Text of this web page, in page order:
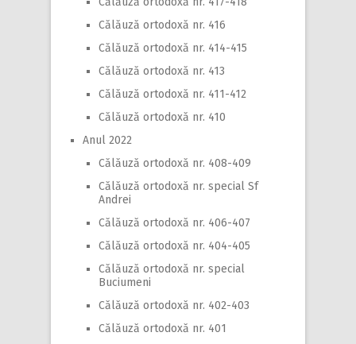
Călăuză ortodoxă nr. 416
Călăuză ortodoxă nr. 414-415
Călăuză ortodoxă nr. 413
Călăuză ortodoxă nr. 411-412
Călăuză ortodoxă nr. 410
Anul 2022
Călăuză ortodoxă nr. 408-409
Călăuză ortodoxă nr. special Sf
Andrei
Călăuză ortodoxă nr. 406-407
Călăuză ortodoxă nr. 404-405
Călăuză ortodoxă nr. special
Buciumeni
Călăuză ortodoxă nr. 402-403
Călăuză ortodoxă nr. 401